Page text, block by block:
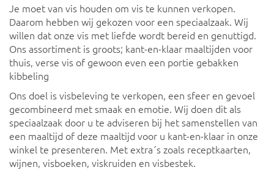
Je moet van vis houden om vis te kunnen verkopen.
Daarom hebben wij gekozen voor een speciaalzaak. Wij
willen dat onze vis met liefde wordt bereid en genuttigd.
Ons assortiment is groots; kant-en-klaar maaltijden voor
thuis, verse vis of gewoon even een portie gebakken
kibbeling
Ons doel is visbeleving te verkopen, een sfeer en gevoel
gecombineerd met smaak en emotie. Wij doen dit als
speciaalzaak door u te adviseren bij het samenstellen van
een maaltijd of deze maaltijd voor u kant-en-klaar in onze
winkel te presenteren. Met extra´s zoals receptkaarten,
wijnen, visboeken, viskruiden en visbestek.